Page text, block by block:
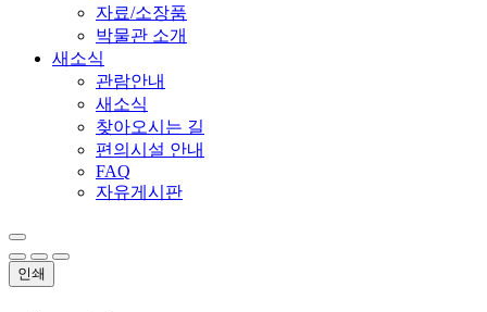
자료/소장품
박물관 소개
새소식
관람안내
새소식
찾아오시는 길
편의시설 안내
FAQ
자유게시판
인쇄